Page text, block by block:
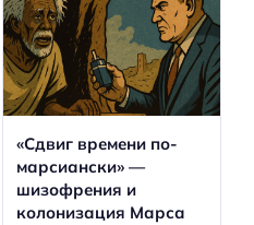
«Сдвиг времени по-
марсиански» —
шизофрения и
колонизация Марса